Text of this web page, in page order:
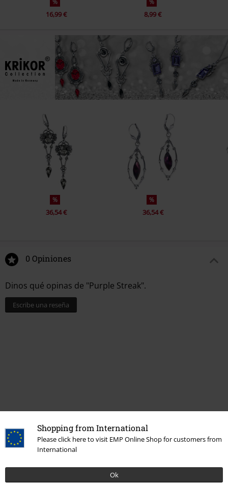
Shopping from International
Please click here to visit EMP Online Shop for customers from
International
Ok
16,99 € 8,99 €
%
36,54 €
%
36,54 €
0 Opiniones
Dinos qué opinas de "Purple Streak".
Escribe una reseña
Más categorías. Más opciones
Joyería Mujer